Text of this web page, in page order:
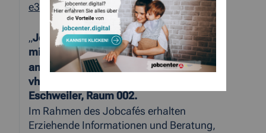
e37577/
„Jobcafé in Eschweiler inKooperation
mit der Volkshochschule Eschweiler“
am Montag, 13. März, 14:00 - 16:00 Uhr
vhs-Haus, Kaiserstr. 4a, 52249
Eschweiler, Raum 002.
Im Rahmen des Jobcafés erhalten
Erziehende Informationen und Beratung,